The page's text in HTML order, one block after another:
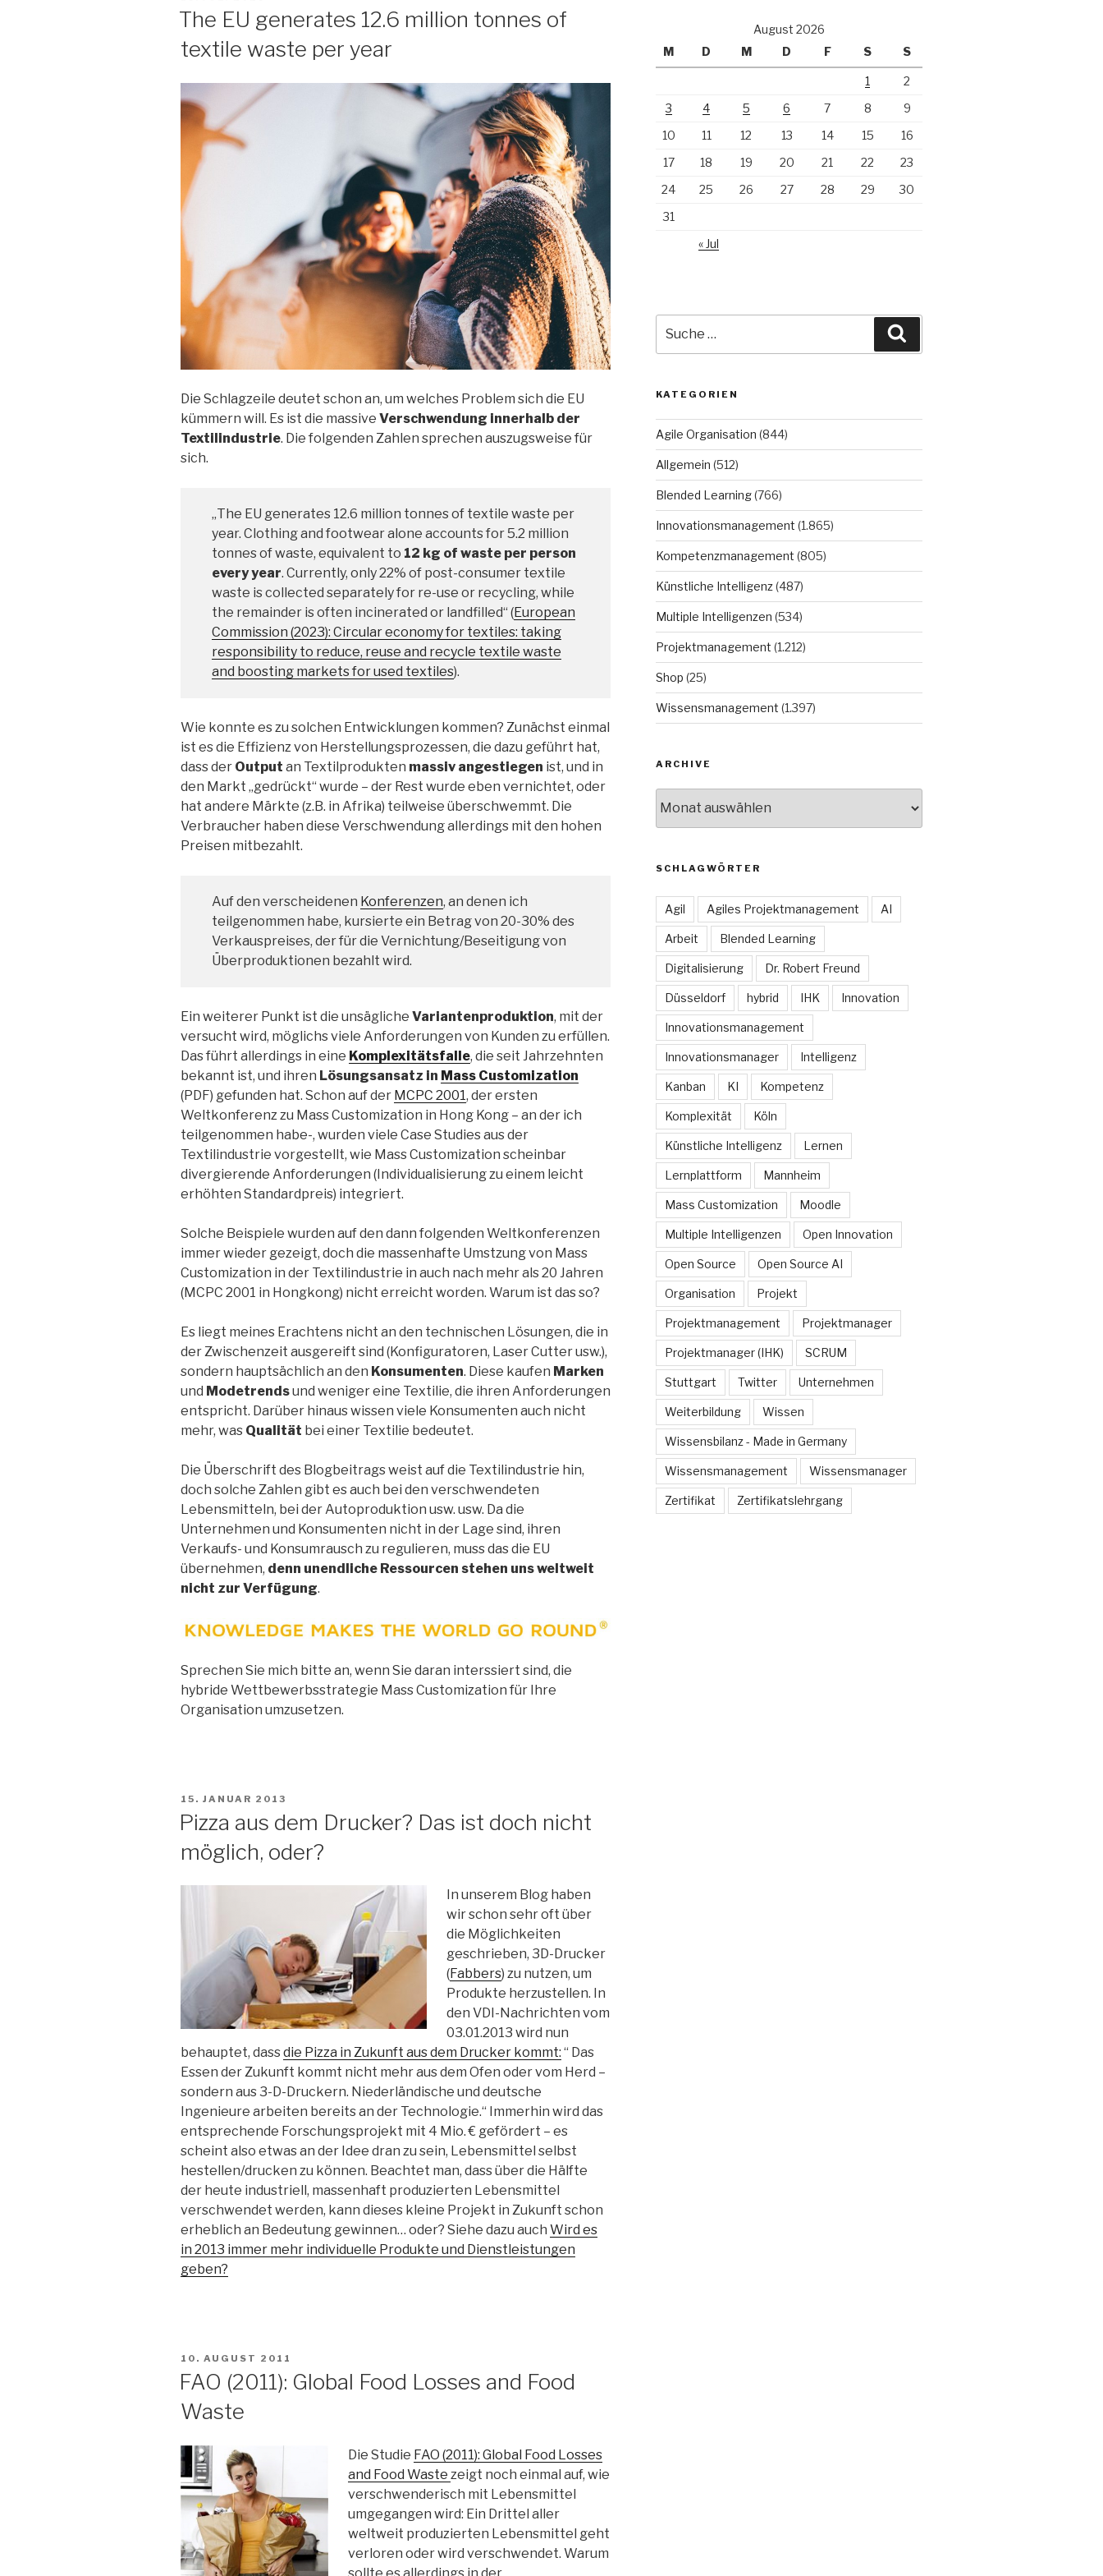
The EU generates 12.6 million tonnes of
textile waste per year
Die Schlagzeile deutet schon an, um welches Problem sich die EU
kümmern will. Es ist die massive Verschwendung innerhalb der
Textilindustrie. Die folgenden Zahlen sprechen auszugsweise für
sich.
„The EU generates 12.6 million tonnes of textile waste per
year. Clothing and footwear alone accounts for 5.2 million
tonnes of waste, equivalent to 12 kg of waste per person
every year. Currently, only 22% of post-consumer textile
waste is collected separately for re-use or recycling, while
the remainder is often incinerated or landfilled“ (European
Commission (2023): Circular economy for textiles: taking
responsibility to reduce, reuse and recycle textile waste
and boosting markets for used textiles).
Wie konnte es zu solchen Entwicklungen kommen? Zunächst einmal
ist es die Effizienz von Herstellungsprozessen, die dazu geführt hat,
dass der Output an Textilprodukten massiv angestiegen ist, und in
den Markt „gedrückt“ wurde – der Rest wurde eben vernichtet, oder
hat andere Märkte (z.B. in Afrika) teilweise überschwemmt. Die
Verbraucher haben diese Verschwendung allerdings mit den hohen
Preisen mitbezahlt.
Auf den verscheidenen Konferenzen, an denen ich
teilgenommen habe, kursierte ein Betrag von 20-30% des
Verkauspreises, der für die Vernichtung/Beseitigung von
Überproduktionen bezahlt wird.
Ein weiterer Punkt ist die unsägliche Variantenproduktion, mit der
versucht wird, möglichs viele Anforderungen von Kunden zu erfüllen.
Das führt allerdings in eine Komplexitätsfalle, die seit Jahrzehnten
bekannt ist, und ihren Lösungsansatz in Mass Customization
(PDF) gefunden hat. Schon auf der MCPC 2001, der ersten
Weltkonferenz zu Mass Customization in Hong Kong – an der ich
teilgenommen habe-, wurden viele Case Studies aus der
Textilindustrie vorgestellt, wie Mass Customization scheinbar
divergierende Anforderungen (Individualisierung zu einem leicht
erhöhten Standardpreis) integriert.
Solche Beispiele wurden auf den dann folgenden Weltkonferenzen
immer wieder gezeigt, doch die massenhafte Umstzung von Mass
Customization in der Textilindustrie in auch nach mehr als 20 Jahren
(MCPC 2001 in Hongkong) nicht erreicht worden. Warum ist das so?
Es liegt meines Erachtens nicht an den technischen Lösungen, die in
der Zwischenzeit ausgereift sind (Konfiguratoren, Laser Cutter usw.),
sondern hauptsächlich an den Konsumenten. Diese kaufen Marken
und Modetrendsund weniger eine Textilie, die ihren Anforderungen
entspricht. Darüber hinaus wissen viele Konsumenten auch nicht
mehr, was Qualität bei einer Textilie bedeutet.
Die Überschrift des Blogbeitrags weist auf die Textilindustrie hin,
doch solche Zahlen gibt es auch bei den verschwendeten
Lebensmitteln, bei der Autoproduktion usw. usw. Da die
Unternehmen und Konsumenten nicht in der Lage sind, ihren
Verkaufs- und Konsumrausch zu regulieren, muss das die EU
übernehmen, denn unendliche Ressourcen stehen uns weltweit
nicht zur Verfügung.
Sprechen Sie mich bitte an, wenn Sie daran interssiert sind, die
hybride Wettbewerbsstrategie Mass Customization für Ihre
Organisation umzusetzen.
VERÖFFENTLICHT
15. JANUAR 2013
Pizza aus dem Drucker? Das ist doch nicht
möglich, oder?
In unserem Blog haben
wir schon sehr oft über
die Möglichkeiten
geschrieben, 3D-Drucker
(Fabbers) zu nutzen, um
Produkte herzustellen. In
den VDI-Nachrichten vom
03.01.2013 wird nun
behauptet, dassdie Pizza in Zukunft aus dem Drucker kommt: “ Das
Essen der Zukunft kommt nicht mehr aus dem Ofen oder vom Herd –
sondern aus 3-D-Druckern. Niederländische und deutsche
Ingenieure arbeiten bereits an der Technologie.“ Immerhin wird das
entsprechende Forschungsprojekt mit 4 Mio. € gefördert – es
scheint also etwas an der Idee dran zu sein, Lebensmittel selbst
hestellen/drucken zu können. Beachtet man, dass über die Hälfte
der heute industriell, massenhaft produzierten Lebensmittel
verschwendet werden, kann dieses kleine Projekt in Zukunft schon
erheblich an Bedeutung gewinnen… oder? Siehe dazu auch Wird es
in 2013 immer mehr individuelle Produkte und Dienstleistungen
geben?
VERÖFFENTLICHT
10. AUGUST 2011
FAO (2011): Global Food Losses and Food
Waste
Die Studie FAO (2011): Global Food Losses
and Food Waste zeigt noch einmal auf, wie
verschwenderisch mit Lebensmittel
umgegangen wird: Ein Drittel aller
weltweit produzierten Lebensmittel geht
verloren oder wird verschwendet. Warum
sollte es allerdings in der
August 2026
M
D M D F S S
1
2
3
4 5 6 7 8
9
10
11 12 13 14 15
16
17
18 19 20 21 22
23
24
25 26 27 28 29
30
31
« Jul
nach:
KATEGORIEN
Agile Organisation (844)
Allgemein (512)
Blended Learning(766)
Innovationsmanagement (1.865)
Kompetenzmanagement (805)
Künstliche Intelligenz(487)
Multiple Intelligenzen (534)
Projektmanagement (1.212)
Shop (25)
Wissensmanagement (1.397)
ARCHIVE
SCHLAGWÖRTER
Agil Agiles Projektmanagement AI
Arbeit Blended Learning
Digitalisierung Dr. Robert Freund
Düsseldorf hybrid IHK Innovation
Innovationsmanagement
Innovationsmanager Intelligenz
Kanban KI Kompetenz
Komplexität Köln
Künstliche Intelligenz Lernen
Lernplattform Mannheim
Mass Customization Moodle
Multiple Intelligenzen Open Innovation
Open Source Open Source AI
Organisation Projekt
Projektmanagement Projektmanager
Projektmanager (IHK) SCRUM
Stuttgart Twitter Unternehmen
Weiterbildung Wissen
Wissensbilanz - Made in Germany
Wissensmanagement Wissensmanager
Zertifikat Zertifikatslehrgang